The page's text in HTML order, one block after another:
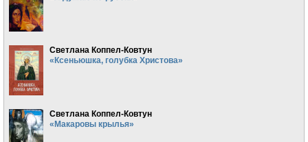
Светлана Коппел-Ковтун
«Ксеньюшка, голубка Христова»
Светлана Коппел-Ковтун
«Макаровы крылья»